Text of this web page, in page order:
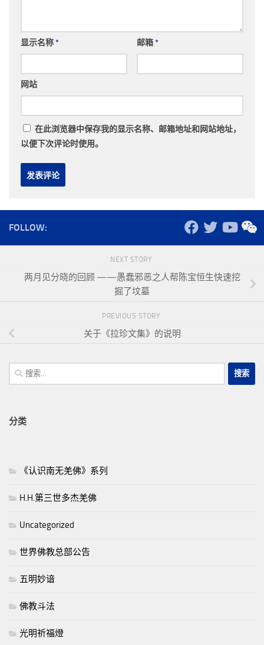
显示名称* 邮箱*
网站
在此浏览器中保存我的显示名称、邮箱地址和网站地址，
以便下次评论时使用。
FOLLOW:
NEXT STORY
两月见分晓的回顾 ——愚蠢邪恶之人帮陈宝恒生快速挖
掘了坟墓
PREVIOUS STORY
关于《拉珍文集》的说明
搜
索：
分类
《认识南无羌佛》系列
H.H.第三世多杰羌佛
Uncategorized
世界佛教总部公告
五明妙谙
佛教斗法
光明祈福燈